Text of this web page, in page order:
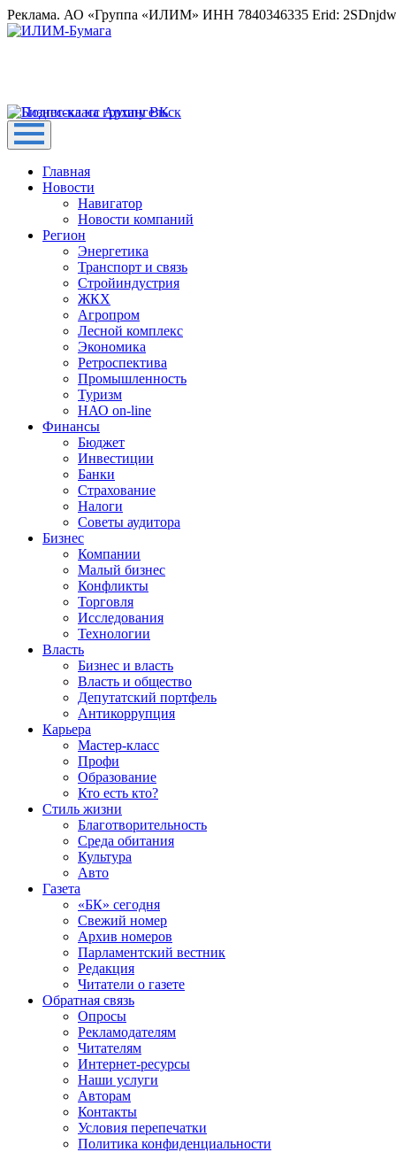
Реклама. АО «Группа «ИЛИМ» ИНН 7840346335 Erid:
Главная
Новости
Навигатор
Новости компаний
Регион
Энергетика
Транспорт и связь
Стройиндустрия
ЖКХ
Агропром
Лесной комплекс
Экономика
Ретроспектива
Промышленность
Туризм
НАО on-line
Финансы
Бюджет
Инвестиции
Банки
Страхование
Налоги
Советы аудитора
Бизнес
Компании
Малый бизнес
Конфликты
Торговля
Исследования
Технологии
Власть
Бизнес и власть
Власть и общество
Депутатский портфель
Антикоррупция
Карьера
Мастер-класс
Профи
Образование
Кто есть кто?
Стиль жизни
Благотворительность
Среда обитания
Культура
Авто
Газета
«БК» сегодня
Свежий номер
Архив номеров
Парламентский вестник
Редакция
Читатели о газете
Обратная связь
Опросы
Рекламодателям
Читателям
Интернет-ресурсы
Наши услуги
Авторам
Контакты
Условия перепечатки
Политика конфиденциальности